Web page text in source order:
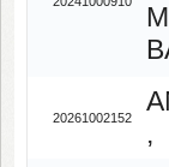
20261002152
,